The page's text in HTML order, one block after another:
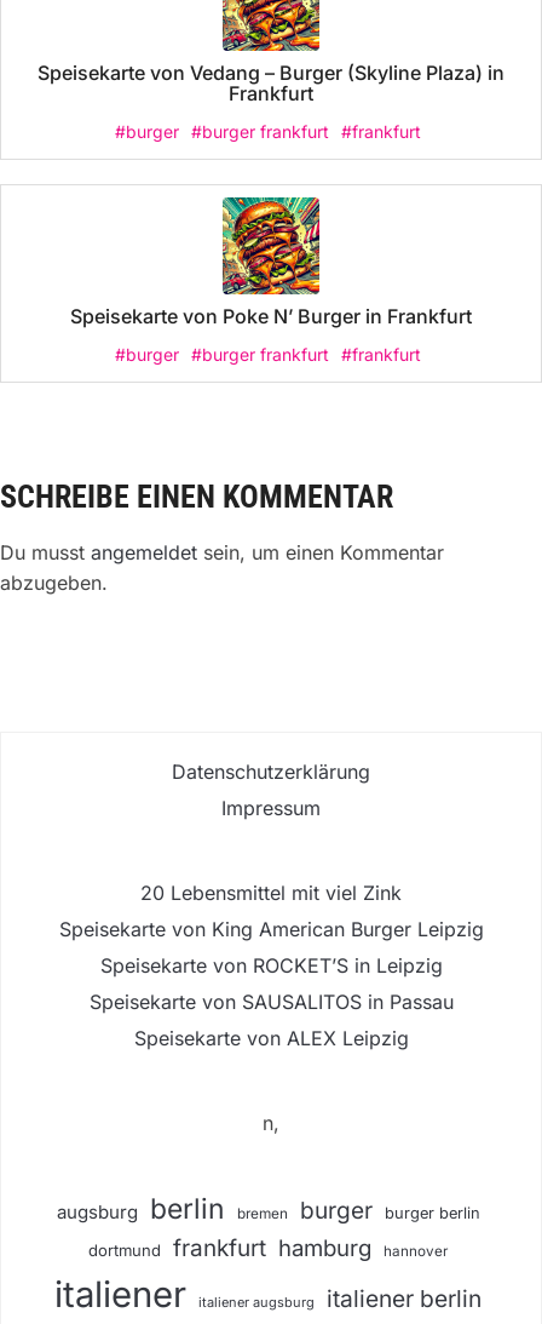
Speisekarte von Vedang – Burger (Skyline Plaza) in
Frankfurt
#burger #burger frankfurt #frankfurt
Speisekarte von Poke N’ Burger in Frankfurt
#burger #burger frankfurt #frankfurt
SCHREIBE EINEN KOMMENTAR
Du musst angemeldet sein, um einen Kommentar
abzugeben.
Datenschutzerklärung
Impressum
20 Lebensmittel mit viel Zink
Speisekarte von King American Burger Leipzig
Speisekarte von ROCKET’S in Leipzig
Speisekarte von SAUSALITOS in Passau
Speisekarte von ALEX Leipzig
n,
augsburg berlin bremen burger burger berlin
dortmund frankfurt hamburg hannover
italiener italiener augsburg italiener berlin